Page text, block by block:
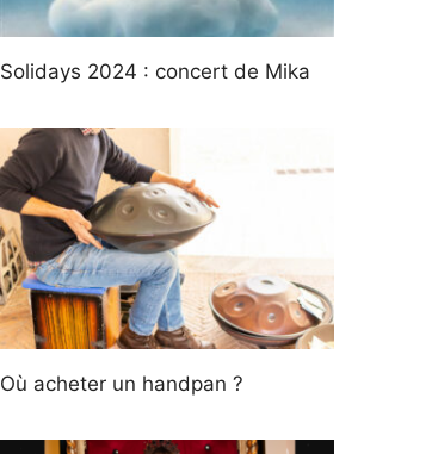
Solidays 2024 : concert de Mika
Où acheter un handpan ?